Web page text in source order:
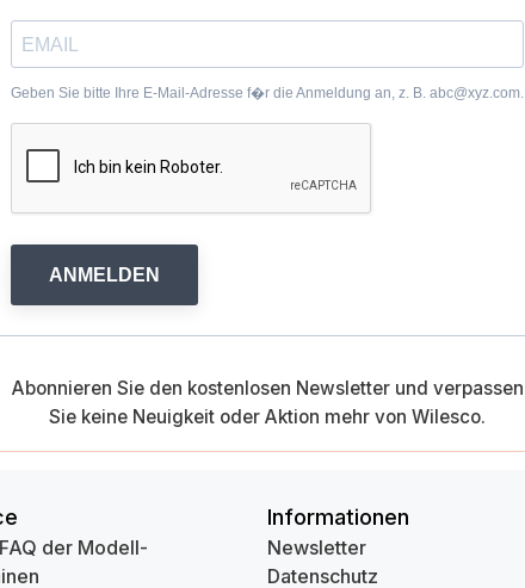
Geben Sie bitte Ihre E-Mail-Adresse f�r die Anmeldung an, z. B. abc@xyz.com.
ANMELDEN
Abonnieren Sie den kostenlosen Newsletter und verpassen
Sie keine Neuigkeit oder Aktion mehr von Wilesco.
der Modell-
Informationen
Newsletter
Datenschutz